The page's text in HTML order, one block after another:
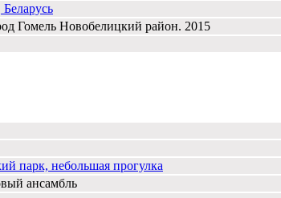
Гомель Новобелицкий район. 2015
парк, небольшая прогулка
ансамбль